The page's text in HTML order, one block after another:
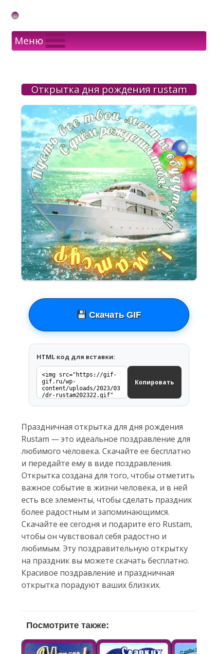
Gif Открытки в подарок
Меню
Открытка дня рождения rustam
Скачать GIF
HTML код для вставки:
Копировать
Праздничная открытка для дня рождения
Rustam — это идеальное поздравление для
любимого человека. Скачайте ее бесплатно
и передайте ему в виде поздравления.
Открытка создана для того, чтобы отметить
важное событие в жизни человека, и в ней
есть все элементы, чтобы сделать праздник
более радостным и запоминающимся.
Скачайте ее сегодня и подарите его Rustam,
чтобы он чувствовал себя радостно и
любимым. Эту поздравительную открытку
на праздник вы можете скачать бесплатно.
Красивое поздравление и праздничная
открытка порадуют ваших близких.
Посмотрите также: